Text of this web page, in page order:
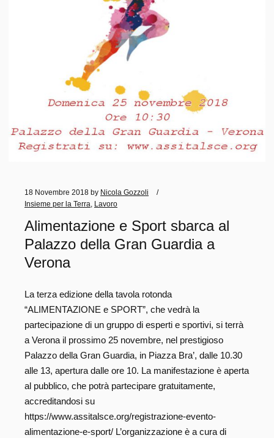
18 Novembre 2018 by Nicola Gozzoli
Insieme per la Terra
Lavoro
Alimentazione e Sport sbarca al
Palazzo della Gran Guardia a
Verona
La terza edizione della tavola rotonda
“ALIMENTAZIONE e SPORT”, che vedrà la
partecipazione di un gruppo di esperti e sportivi, si terrà
a Verona il prossimo 25 novembre, nel prestigioso
Palazzo della Gran Guardia, in Piazza Bra’, dalle 10.30
alle 13, apertura dalle ore 10. La manifestazione è aperta
al pubblico, che potrà partecipare gratuitamente,
accreditandosi su
https://www.assitalsce.org/registrazione-evento-
alimentazione-e-sport/ L’organizzazione è a cura di